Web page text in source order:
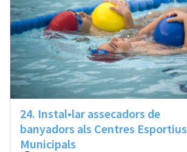
24. Instal•lar assecadors de
banyadors als Centres Esportius
Municipals